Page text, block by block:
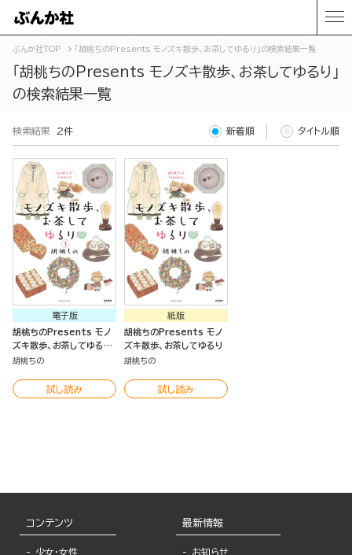
ぶんか社TOP 「胡桃ちのPresents モノズキ散歩、お茶してゆるり」の検索結果一覧
「胡桃ちのPresents モノズキ散歩、お茶してゆるり」
の検索結果一覧
検索結果 2件 新着順 タイトル順
電子版
胡桃ちのPresents モノ
ズキ散歩、お茶してゆるり
（分冊版）
胡桃ちの
試し読み
紙版
胡桃ちのPresents モノ
ズキ散歩、お茶してゆるり
胡桃ちの
試し読み
コンテンツ
少女・女性
最新情報
お知らせ